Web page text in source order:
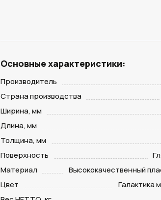
Основные характеристики:
Производитель
Страна производства
Ширина, мм
Длина, мм
Толщина, мм
Поверхность
Материал
Высококачественный
Цвет
Галактика